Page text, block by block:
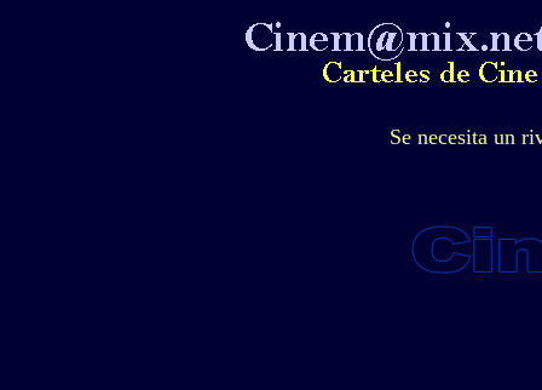
Se necesita un